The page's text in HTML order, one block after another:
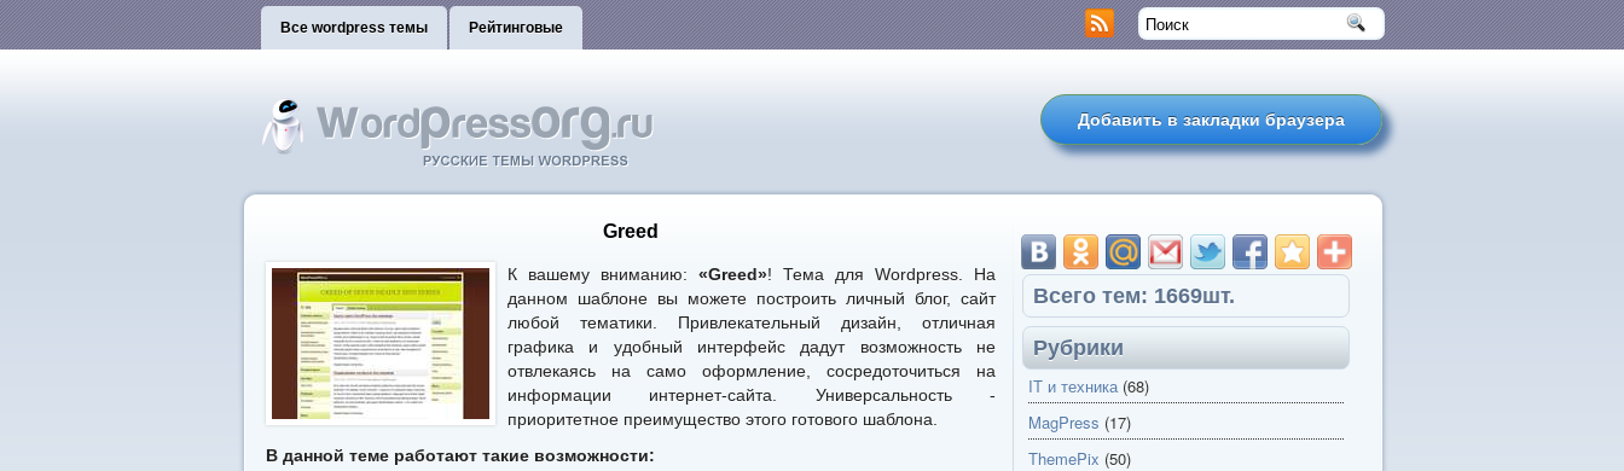
Все wordpress темы Рейтинговые
Добавить в закладки браузера
Greed
К вашему вниманию: «Greed»! Тема для Wordpress. На
данном шаблоне вы можете построить личный блог, сайт
любой тематики. Привлекательный дизайн, отличная
графика и удобный интерфейс дадут возможность не
отвлекаясь на само оформление, сосредоточиться на
информации интернет-сайта. Универсальность -
приоритетное преимущество этого готового шаблона.
В данной теме работают такие возможности:
Всего тем: 1669шт.
Рубрики
IT и техника(68)
MagPress (17)
ThemePix (50)